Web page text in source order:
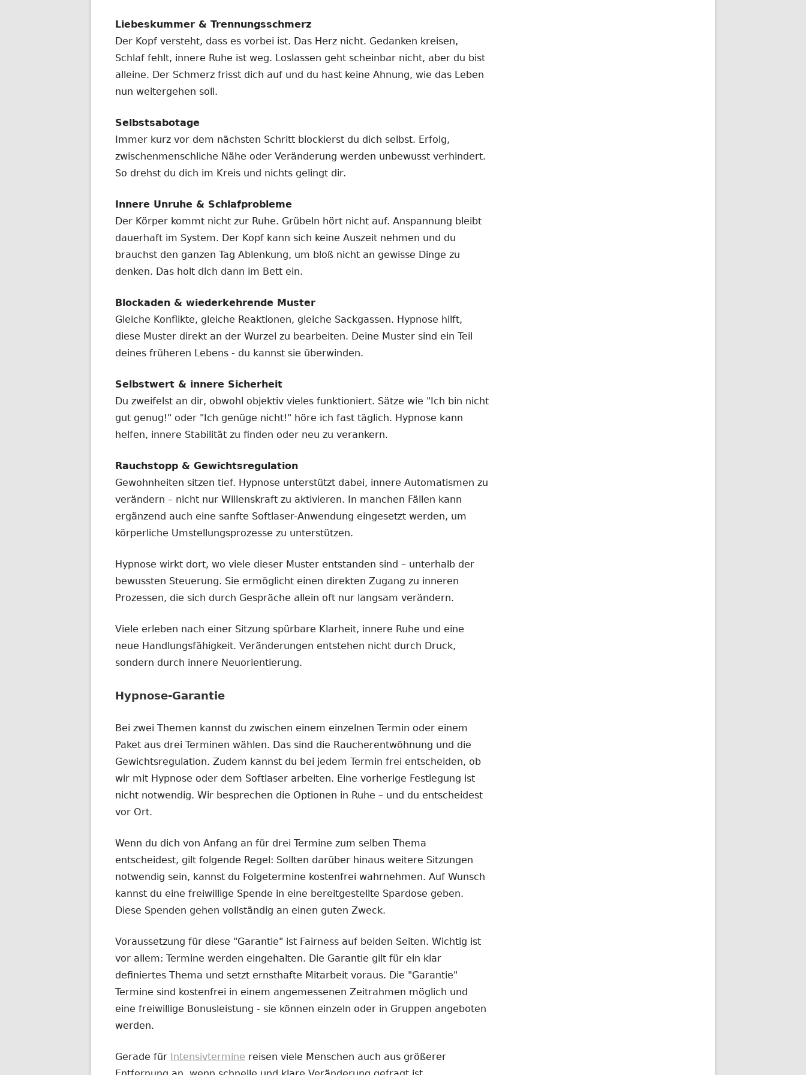
Liebeskummer & Trennungsschmerz
Der Kopf versteht, dass es vorbei ist. Das Herz nicht. Gedanken kreisen,
Schlaf fehlt, innere Ruhe ist weg. Loslassen geht scheinbar nicht, aber du bist
alleine. Der Schmerz frisst dich auf und du hast keine Ahnung, wie das Leben
nun weitergehen soll.
Selbstsabotage
Immer kurz vor dem nächsten Schritt blockierst du dich selbst. Erfolg,
zwischenmenschliche Nähe oder Veränderung werden unbewusst verhindert.
So drehst du dich im Kreis und nichts gelingt dir.
Innere Unruhe & Schlafprobleme
Der Körper kommt nicht zur Ruhe. Grübeln hört nicht auf. Anspannung bleibt
dauerhaft im System. Der Kopf kann sich keine Auszeit nehmen und du
brauchst den ganzen Tag Ablenkung, um bloß nicht an gewisse Dinge zu
denken. Das holt dich dann im Bett ein.
Blockaden & wiederkehrende Muster
Gleiche Konflikte, gleiche Reaktionen, gleiche Sackgassen. Hypnose hilft,
diese Muster direkt an der Wurzel zu bearbeiten. Deine Muster sind ein Teil
deines früheren Lebens - du kannst sie überwinden.
Selbstwert & innere Sicherheit
Du zweifelst an dir, obwohl objektiv vieles funktioniert. Sätze wie "Ich bin nicht
gut genug!" oder "Ich genüge nicht!" höre ich fast täglich. Hypnose kann
helfen, innere Stabilität zu finden oder neu zu verankern.
Rauchstopp & Gewichtsregulation
Gewohnheiten sitzen tief. Hypnose unterstützt dabei, innere Automatismen zu
verändern – nicht nur Willenskraft zu aktivieren. In manchen Fällen kann
ergänzend auch eine sanfte Softlaser-Anwendung eingesetzt werden, um
körperliche Umstellungsprozesse zu unterstützen.
Hypnose wirkt dort, wo viele dieser Muster entstanden sind – unterhalb der
bewussten Steuerung. Sie ermöglicht einen direkten Zugang zu inneren
Prozessen, die sich durch Gespräche allein oft nur langsam verändern.
Viele erleben nach einer Sitzung spürbare Klarheit, innere Ruhe und eine
neue Handlungsfähigkeit. Veränderungen entstehen nicht durch Druck,
sondern durch innere Neuorientierung.
Hypnose-Garantie
Bei zwei Themen kannst du zwischen einem einzelnen Termin oder einem
Paket aus drei Terminen wählen. Das sind die Raucherentwöhnung und die
Gewichtsregulation. Zudem kannst du bei jedem Termin frei entscheiden, ob
wir mit Hypnose oder dem Softlaser arbeiten. Eine vorherige Festlegung ist
nicht notwendig. Wir besprechen die Optionen in Ruhe – und du entscheidest
vor Ort.
Wenn du dich von Anfang an für drei Termine zum selben Thema
entscheidest, gilt folgende Regel: Sollten darüber hinaus weitere Sitzungen
notwendig sein, kannst du Folgetermine kostenfrei wahrnehmen. Auf Wunsch
kannst du eine freiwillige Spende in eine bereitgestellte Spardose geben.
Diese Spenden gehen vollständig an einen guten Zweck.
Voraussetzung für diese "Garantie" ist Fairness auf beiden Seiten. Wichtig ist
vor allem: Termine werden eingehalten. Die Garantie gilt für ein klar
definiertes Thema und setzt ernsthafte Mitarbeit voraus. Die "Garantie"
Termine sind kostenfrei in einem angemessenen Zeitrahmen möglich und
eine freiwillige Bonusleistung - sie können einzeln oder in Gruppen angeboten
werden.
Gerade für Intensivtermine reisen viele Menschen auch aus größerer